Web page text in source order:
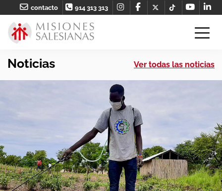
contacto 914 313 313
Noticias Ver todas las noticias